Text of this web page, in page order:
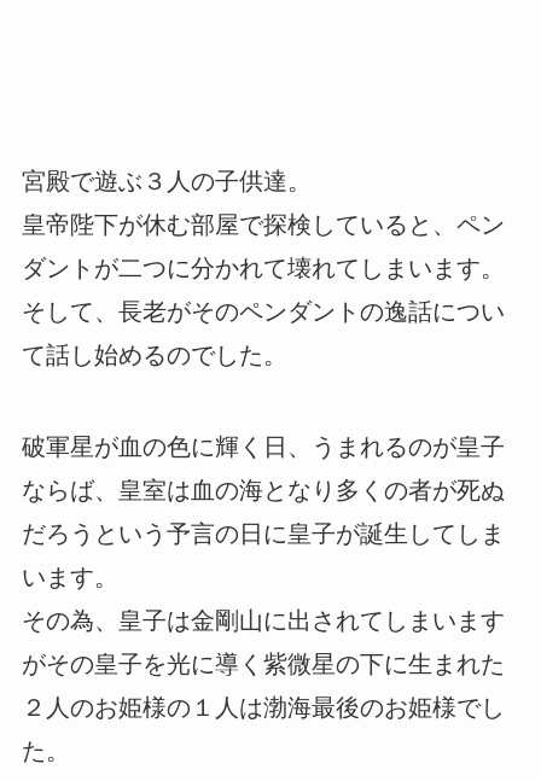
宮殿で遊ぶ３人の子供達。
皇帝陛下が休む部屋で探検していると、ペン
ダントが二つに分かれて壊れてしまいます。
そして、長老がそのペンダントの逸話につい
て話し始めるのでした。
破軍星が血の色に輝く日、うまれるのが皇子
ならば、皇室は血の海となり多くの者が死ぬ
だろうという予言の日に皇子が誕生してしま
います。
その為、皇子は金剛山に出されてしまいます
がその皇子を光に導く紫微星の下に生まれた
２人のお姫様の１人は渤海最後のお姫様でし
た。